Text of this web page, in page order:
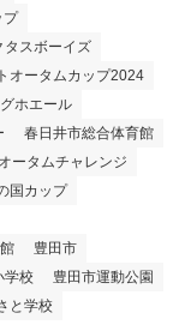
プ
タスボーイズ
オータムカップ2024
ホエール
春日井市総合体育館
ータムチャレンジ
国カップ
豊田市
学校
豊田市運動公園
と学校